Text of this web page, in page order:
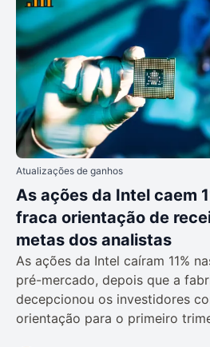
Atualizações de ganhos
As ações da Intel caem
fraca orientação de
metas dos analistas
As ações da Intel caíram 11%
pré-mercado, depois que a
decepcionou os investidores
orientação para o primeiro